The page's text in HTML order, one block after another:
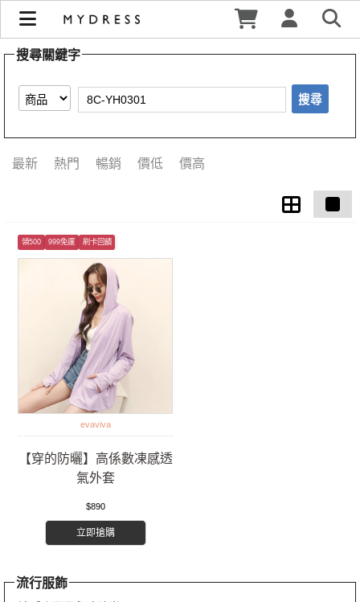
【8C-YH0301】搜尋結果 | MYDRESS 時裳韓風
搜尋關鍵字
搜尋
最新 熱門 暢銷 價低 價高
領500 999免運 刷卡回饋
evaviva
【穿的防曬】高係數凍感透
氣外套
$890
立即搶購
流行服飾